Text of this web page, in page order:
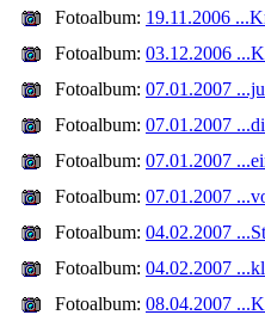
Fotoalbum: 19.11.2006
Fotoalbum: 03.12.2006
Fotoalbum: 07.01.2007
Fotoalbum: 07.01.2007
Fotoalbum: 07.01.2007
Fotoalbum: 07.01.2007
Fotoalbum: 04.02.2007
Fotoalbum: 04.02.2007
Fotoalbum: 08.04.2007